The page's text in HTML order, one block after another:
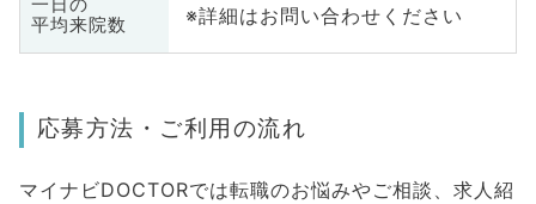
一日の
平均来院数
※詳細はお問い合わせください
応募方法・ご利用の流れ
マイナビDOCTORでは転職のお悩みやご相談、求人紹